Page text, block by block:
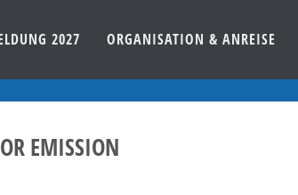
2027 ORGANISATION & ANREISE
EMISSION